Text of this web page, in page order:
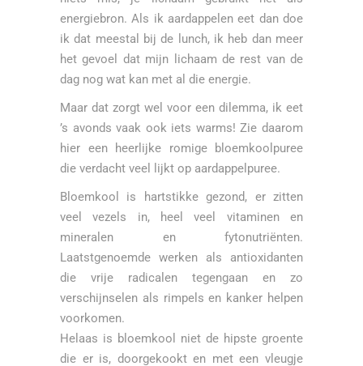
energiebron. Als ik aardappelen eet dan doe
ik dat meestal bij de lunch, ik heb dan meer
het gevoel dat mijn lichaam de rest van de
dag nog wat kan met al die energie.
Maar dat zorgt wel voor een dilemma, ik eet
’s avonds vaak ook iets warms! Zie daarom
hier een heerlijke romige bloemkoolpuree
die verdacht veel lijkt op aardappelpuree.
Bloemkool is hartstikke gezond, er zitten
veel vezels in, heel veel vitaminen en
mineralen en fytonutriënten.
Laatstgenoemde werken als antioxidanten
die vrije radicalen tegengaan en zo
verschijnselen als rimpels en kanker helpen
voorkomen.
Helaas is bloemkool niet de hipste groente
die er is, doorgekookt en met een vleugje